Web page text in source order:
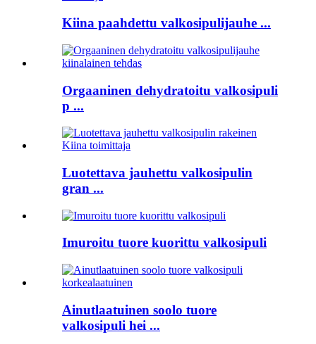
Kiina paahdettu valkosipulijauhe ...
Orgaaninen dehydratoitu valkosipuli
p ...
Luotettava jauhettu valkosipulin
gran ...
Imuroitu tuore kuorittu valkosipuli
Ainutlaatuinen soolo tuore
valkosipuli hei ...